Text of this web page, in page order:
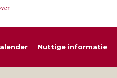
Nuttige informatie